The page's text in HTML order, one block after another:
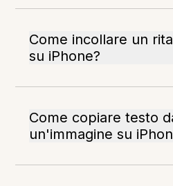
Come incollare un
su iPhone?
Come copiare testo
un'immagine su